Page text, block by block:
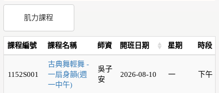
肌力課程
課程編號 課程名稱 師資 開班日期 星期 時段
1152S001
古典舞輕舞 -
一扇身韻(週
一中午)
吳子
安
2026-08-10 一 下午